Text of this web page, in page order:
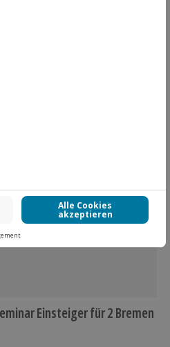
Einsteiger für 2 Bremen